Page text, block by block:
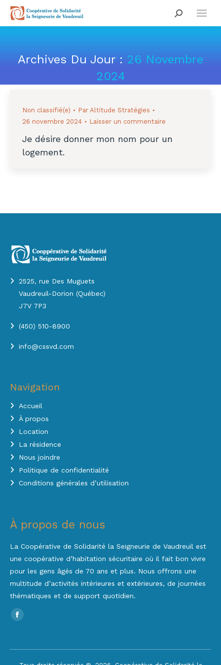
Search:
Archives Du Jour : 26 Novembre
2024
Non classifié(e) Par Altitude Stratégies
26 novembre 2024
Laisser un commentaire
Je désire donner mon nom pour un
logement.
2525, rue Des Muguets
Vaudreuil-Dorion (Québec)
J7V 7P3
(450) 510-8900
info@cssvd.com
Navigation
Accueil
À propos
Location
La résidence
Nous joindre
Politique de confidentialité
Conditions générales d’utilisation
À propos de nous
La Coopérative de Solidarité la Seigneurie de Vaudreuil est
une coopérative d’habitation sécuritaire où il fait bon vivre
pour les gens âgés de 70 ans et plus. Nous offrons une
multitude d’activités intérieures et extérieures, de journées
thématiques et de support quotidien.
Trouvez nous sur :
Facebook